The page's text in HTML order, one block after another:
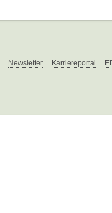
Newsletter Karriereportal